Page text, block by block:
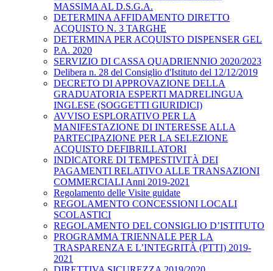
MASSIMA AL D.S.G.A.
DETERMINA AFFIDAMENTO DIRETTO
ACQUISTO N. 3 TARGHE
DETERMINA PER ACQUISTO DISPENSER GEL
P.A. 2020
SERVIZIO DI CASSA QUADRIENNIO 2020/2023
Delibera n. 28 del Consiglio d'Istituto del 12/12/2019
DECRETO DI APPROVAZIONE DELLA
GRADUATORIA ESPERTI MADRELINGUA
INGLESE (SOGGETTI GIURIDICI)
AVVISO ESPLORATIVO PER LA
MANIFESTAZIONE DI INTERESSE ALLA
PARTECIPAZIONE PER LA SELEZIONE
ACQUISTO DEFIBRILLATORI
INDICATORE DI TEMPESTIVITÀ DEI
PAGAMENTI RELATIVO ALLE TRANSAZIONI
COMMERCIALI Anni 2019-2021
Regolamento delle Visite guidate
REGOLAMENTO CONCESSIONI LOCALI
SCOLASTICI
REGOLAMENTO DEL CONSIGLIO D’ISTITUTO
PROGRAMMA TRIENNALE PER LA
TRASPARENZA E L’INTEGRITÀ (PTTI) 2019-
2021